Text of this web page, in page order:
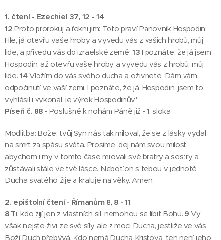
1. čtení - Ezechiel 37, 12 - 14
12 Proto prorokuj a řekni jim: Toto praví Panovník Hospodin:
Hle, já otevřu vaše hroby a vyvedu vás z vašich hrobů, můj
lide, a přivedu vás do izraelské země.13 I poznáte, že já jsem
Hospodin, až otevřu vaše hroby a vyvedu vás z hrobů, můj
lide.14Vložím do vás svého ducha a oživnete. Dám vám
odpočinutí ve vaší zemi. I poznáte, že já, Hospodin, jsem to
vyhlásil i vykonal, je výrok Hospodinův."
Píseň č. 88- Poslušně k nohám Páně již - 1. sloka
Modlitba: Bože, tvůj Syn nás tak miloval, že se z lásky vydal
na smrt za spásu světa. Prosíme, dej nám svou milost,
abychom i my v tomto čase milovali své bratry a sestry a
zůstávali stále ve tvé lásce. Neboť on s tebou v jednotě
Ducha svatého žije a kraluje na věky. Amen.
2. epištolní čtení - Římanům 8, 8 - 11
8Ti, kdo žijí jen z vlastních sil, nemohou se líbit Bohu. 9 Vy
však nejste živi ze své síly, ale z moci Ducha, jestliže ve vás
Boží Duch přebývá. Kdo nemá Ducha Kristova, ten není jeho.